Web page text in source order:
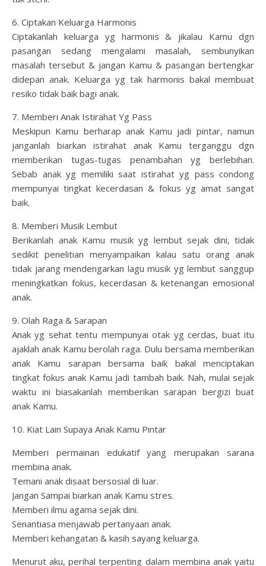
6. Ciptakan Keluarga Harmonis
Ciptakanlah keluarga yg harmonis & jikalau Kamu dgn
pasangan sedang mengalami masalah, sembunyikan
masalah tersebut & jangan Kamu & pasangan bertengkar
didepan anak. Keluarga yg tak harmonis bakal membuat
resiko tidak baik bagi anak.
7. Memberi Anak Istirahat Yg Pass
Meskipun Kamu berharap anak Kamu jadi pintar, namun
janganlah biarkan istirahat anak Kamu terganggu dgn
memberikan tugas-tugas penambahan yg berlebihan.
Sebab anak yg memiliki saat istirahat yg pass condong
mempunyai tingkat kecerdasan & fokus yg amat sangat
baik.
8. Memberi Musik Lembut
Berikanlah anak Kamu musik yg lembut sejak dini, tidak
sedikit penelitian menyampaikan kalau satu orang anak
tidak jarang mendengarkan lagu musik yg lembut sanggup
meningkatkan fokus, kecerdasan & ketenangan emosional
anak.
9. Olah Raga & Sarapan
Anak yg sehat tentu mempunyai otak yg cerdas, buat itu
ajaklah anak Kamu berolah raga. Dulu bersama memberikan
anak Kamu sarapan bersama baik bakal menciptakan
tingkat fokus anak Kamu jadi tambah baik. Nah, mulai sejak
waktu ini biasakanlah memberikan sarapan bergizi buat
anak Kamu.
10. Kiat Lain Supaya Anak Kamu Pintar
Memberi permainan edukatif yang merupakan sarana
membina anak.
Temani anak disaat bersosial di luar.
Jangan Sampai biarkan anak Kamu stres.
Memberi ilmu agama sejak dini.
Senantiasa menjawab pertanyaan anak.
Memberi kehangatan & kasih sayang keluarga.
Menurut aku, perihal terpenting dalam membina anak yaitu